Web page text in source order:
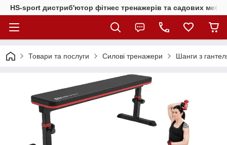
HS-sport дистриб'ютор фітнес тренажерів та садових
Товари та послуги Силові тренажери Шанги з